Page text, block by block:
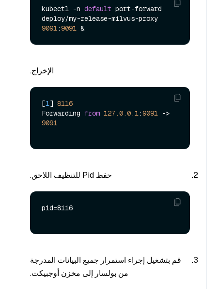
kubectl -n default port-forward
9091:9091
الإخراج.
[1] 8116
Forwarding from 127.0.0.1:9091
9091
حفظ Pid للتنظيف اللاحق.
pid=8116
قم بتشغيل إجراء استمرار جميع البيانات المدرجة
من بولسار إلى مخزن أوجبيكت.